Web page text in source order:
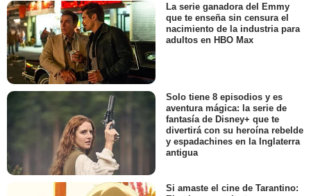
La serie ganadora del Emmy
que te enseña sin censura el
nacimiento de la industria para
adultos en HBO Max
Solo tiene 8 episodios y es
aventura mágica: la serie de
fantasía de Disney+ que te
divertirá con su heroína rebelde
y espadachines en la Inglaterra
antigua
Si amaste el cine de Tarantino: